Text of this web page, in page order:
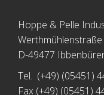
Hoppe & Pelle
Werthmühlenstraße
D-49477
Tel. (+49) (05451)
Fax (+49) (05451)